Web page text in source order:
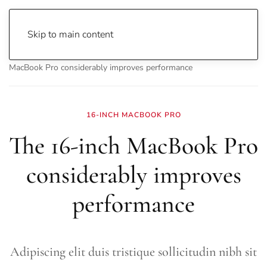
Skip to main content
MacBook Pro considerably improves performance
16-INCH MACBOOK PRO
The 16-inch MacBook Pro
considerably improves
performance
Adipiscing elit duis tristique sollicitudin nibh sit